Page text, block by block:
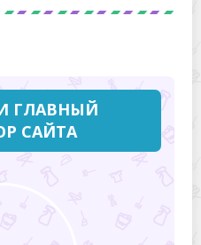
ГЛАВНЫЙ
САЙТА